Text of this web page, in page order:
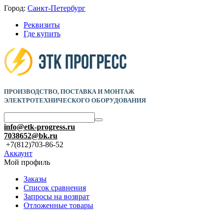
Город: Санкт-Петербург
Реквизиты
Где купить
ПРОИЗВОДСТВО, ПОСТАВКА И МОНТАЖ
ЭЛЕКТРОТЕХНИЧЕСКОГО ОБОРУДОВАНИЯ
info@etk-progress.ru
7038652@bk.ru
+7(812)703-86-52
Аккаунт
Мой профиль
Заказы
Список сравнения
Запросы на возврат
Отложенные товары